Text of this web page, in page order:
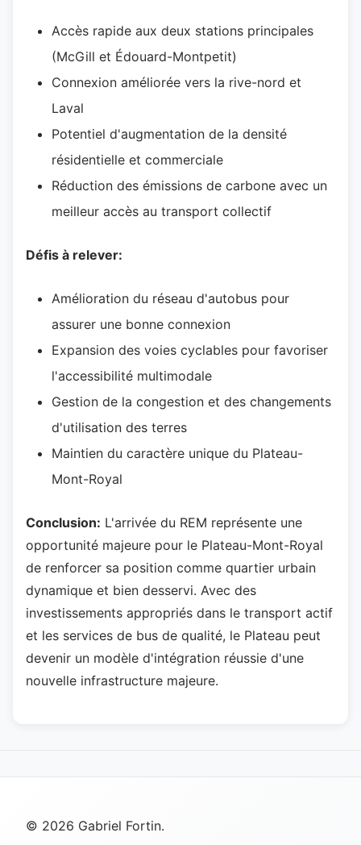
Accès rapide aux deux stations principales
(McGill et Édouard-Montpetit)
Connexion améliorée vers la rive-nord et
Laval
Potentiel d'augmentation de la densité
résidentielle et commerciale
Réduction des émissions de carbone avec un
meilleur accès au transport collectif
Défis à relever:
Amélioration du réseau d'autobus pour
assurer une bonne connexion
Expansion des voies cyclables pour favoriser
l'accessibilité multimodale
Gestion de la congestion et des changements
d'utilisation des terres
Maintien du caractère unique du Plateau-
Mont-Royal
Conclusion: L'arrivée du REM représente une
opportunité majeure pour le Plateau-Mont-Royal
de renforcer sa position comme quartier urbain
dynamique et bien desservi. Avec des
investissements appropriés dans le transport actif
et les services de bus de qualité, le Plateau peut
devenir un modèle d'intégration réussie d'une
nouvelle infrastructure majeure.
© 2026 Gabriel Fortin.